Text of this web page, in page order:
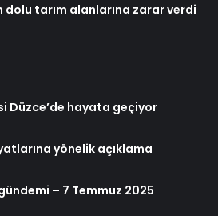
tarım alanlarına zarar verdi
Düzce’de hayata geçiyor
yönelik açıklama
– 7 Temmuz 2025